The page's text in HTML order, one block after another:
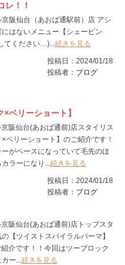
レ！！
阪仙台（あおば通駅前）店 アシ
はないメニュー【シェービン
てください…)...続きを見る
投稿日： 2024/01/18
投稿者： ブログ
ベリーショート】
阪仙台(あおば通前)店スタイリス
ベリーショート】のご紹介です！
がベースになっていて毛先のほ
ラーになり...続きを見る
投稿日： 2024/01/18
投稿者： ブログ
阪仙台(あおば通前)店トップスタ
【ツイストスパイラルパーマ】
介です！！今回はツーブロック
ー...続きを見る